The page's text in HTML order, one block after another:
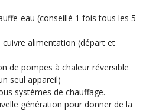
eau (conseillé 1 fois tous les 5
cuivre alimentation (départ et
de pompes à chaleur réversible
seul appareil)
systèmes de chauffage.
génération pour donner de la